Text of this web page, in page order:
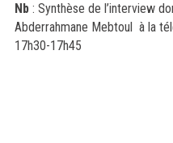
Nb: Synthèse de l’interview
Abderrahmane Mebtoul à la
17h30-17h45